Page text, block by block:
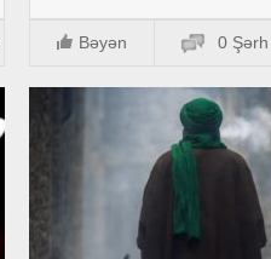
Bəyən 0 Şərh